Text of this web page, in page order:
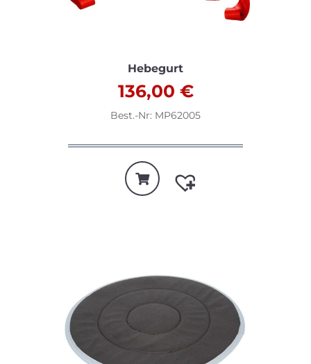
Hebegurt
136,00 €
Best.-Nr: MP62005